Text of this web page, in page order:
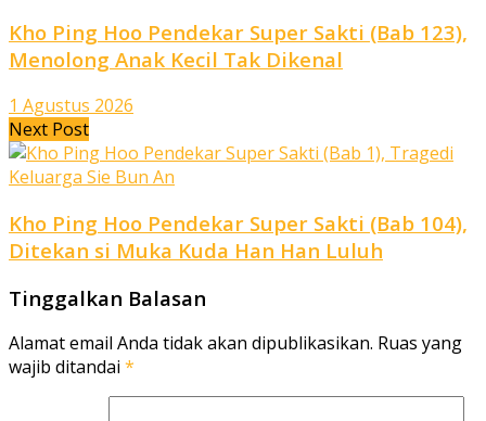
Kho Ping Hoo Pendekar Super Sakti (Bab 123),
Menolong Anak Kecil Tak Dikenal
1 Agustus 2026
Next Post
Kho Ping Hoo Pendekar Super Sakti (Bab 104),
Ditekan si Muka Kuda Han Han Luluh
Tinggalkan Balasan
Alamat email Anda tidak akan dipublikasikan. Ruas yang
wajib ditandai *